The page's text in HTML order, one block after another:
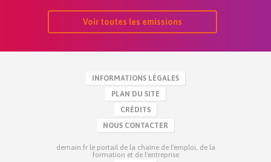
Voir toutes les emissions
INFORMATIONS LÉGALES
PLAN DU SITE
CRÉDITS
NOUS CONTACTER
demain.fr le portail de la chaîne de l'emploi, de la
formation et de l'entreprise